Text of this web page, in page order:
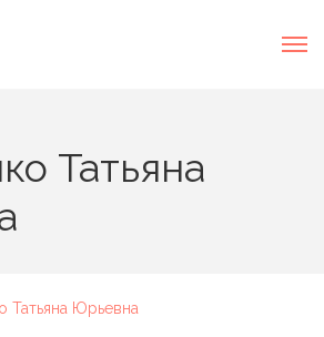
Татьяна
Татьяна Юрьевна